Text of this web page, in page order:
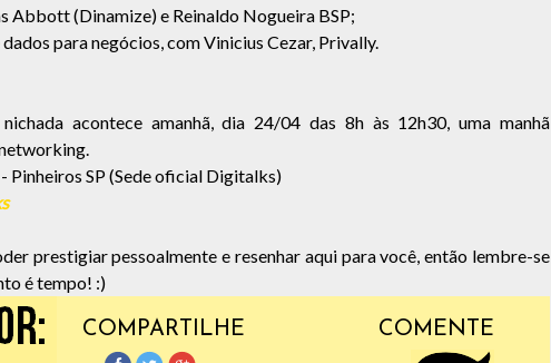
Abbott (Dinamize) e Reinaldo Nogueira BSP;
para negócios, com Vinicius Cezar, Privally.
acontece amanhã, dia 24/04 das 8h às 12h30, uma manhã
Pinheiros SP (Sede oficial Digitalks)
prestigiar pessoalmente e resenhar aqui para você, então lembre-se
é tempo! :)
COMENTE
COMPARTILHE